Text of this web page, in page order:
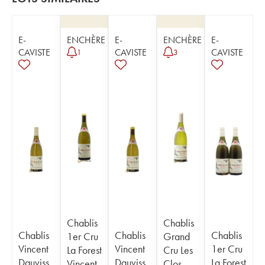
E-
CAVISTE
Chablis
Vincent
Dauviss
ENCHÈRE
1
Chablis
1er Cru
La Forest
E-
CAVISTE
Chablis
Vincent
Dauviss
ENCHÈRE
3
Chablis
Grand
Cru Les
E-
CAVISTE
Chablis
1er Cru
La Forest